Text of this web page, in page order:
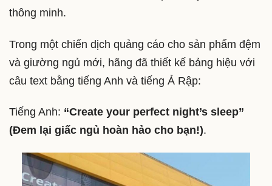
thông minh.
Trong một chiến dịch quảng cáo cho sản phẩm đệm
và giường ngủ mới, hãng đã thiết kế bảng hiệu với
câu text bằng tiếng Anh và tiếng Ả Rập:
Tiếng Anh: “Create your perfect night’s sleep”
(Đem lại giấc ngủ hoàn hảo cho bạn!).